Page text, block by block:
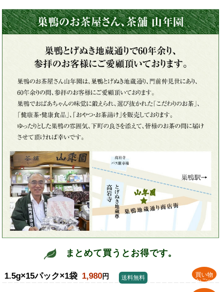
まとめて買うとお得です。
1.5g×15パック×1袋 1,980円
買い物
かごへ
送料無料